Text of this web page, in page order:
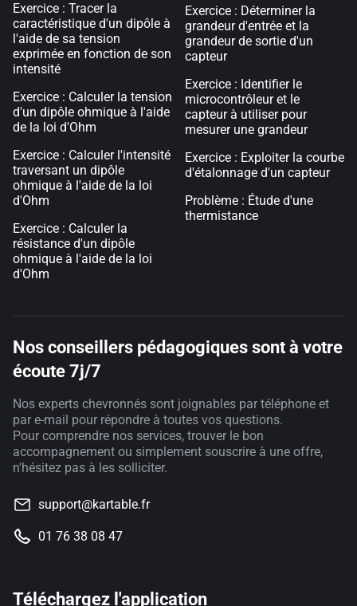
Exercice : Tracer la
caractéristique d'un dipôle à
l'aide de sa tension
exprimée en fonction de son
intensité
Exercice : Calculer la tension
d'un dipôle ohmique à l'aide
de la loi d'Ohm
Exercice : Calculer l'intensité
traversant un dipôle
ohmique à l'aide de la loi
d'Ohm
Exercice : Calculer la
résistance d'un dipôle
ohmique à l'aide de la loi
d'Ohm
Exercice : Déterminer la
grandeur d'entrée et la
grandeur de sortie d'un
capteur
Exercice : Identifier le
microcontrôleur et le
capteur à utiliser pour
mesurer une grandeur
Exercice : Exploiter la courbe
d'étalonnage d'un capteur
Problème : Étude d'une
thermistance
Nos conseillers pédagogiques sont à votre
écoute 7j/7
Nos experts chevronnés sont joignables par téléphone et
par e-mail pour répondre à toutes vos questions.
Pour comprendre nos services, trouver le bon
accompagnement ou simplement souscrire à une offre,
n'hésitez pas à les solliciter.
support@kartable.fr
01 76 38 08 47
Téléchargez l'application